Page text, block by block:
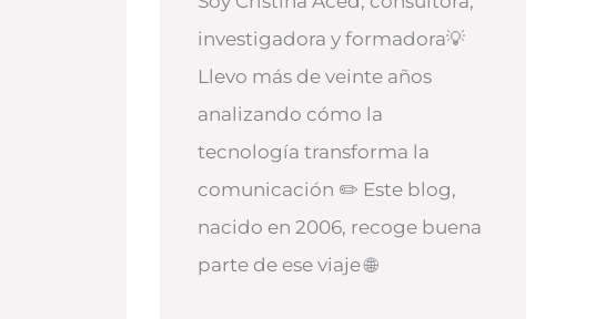
investigadora y formadora💡
Llevo más de veinte años
analizando cómo la
tecnología transforma la
comunicación ✏️ Este blog,
nacido en 2006, recoge buena
parte de ese viaje 🌐